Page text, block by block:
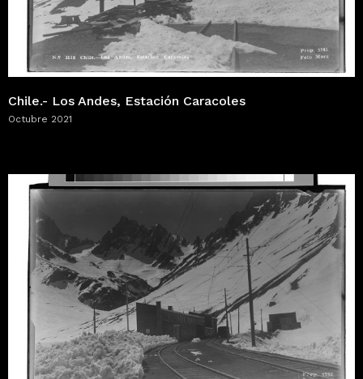
Chile.- Los Andes, Estación Caracoles
Octubre 2021